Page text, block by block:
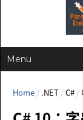
Home / .NET /C# /